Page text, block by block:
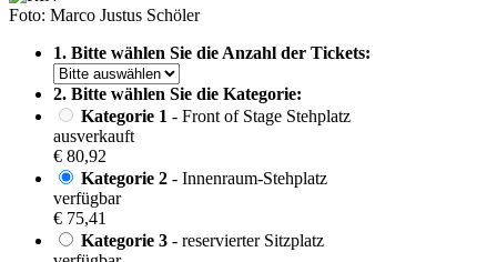
Foto: Marco Justus Schöler
1. Bitte wählen Sie die Anzahl der Tickets:
2. Bitte wählen Sie die Kategorie:
Kategorie 1 - Front of Stage Stehplatz
ausverkauft
€ 80,92
Kategorie 2 - Innenraum-Stehplatz
verfügbar
€ 75,41
Kategorie 3 - reservierter Sitzplatz